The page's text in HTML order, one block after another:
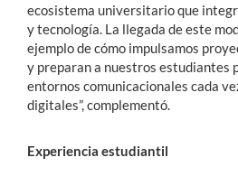
ecosistema universitario que
y tecnología. La llegada de este
ejemplo de cómo impulsamos
y preparan a nuestros estudiantes
entornos comunicacionales cada
digitales”, complementó.
Experiencia estudiantil